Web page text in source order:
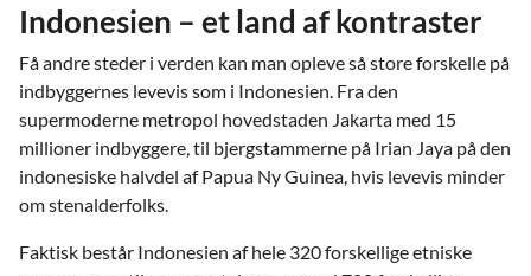
Indonesien – et land af kontraster
Få andre steder i verden kan man opleve så store forskelle på
indbyggernes levevis som i Indonesien. Fra den
supermoderne metropol hovedstaden Jakarta med 15
millioner indbyggere, til bjergstammerne på Irian Jaya på den
indonesiske halvdel af Papua Ny Guinea, hvis levevis minder
om stenalderfolks.
Faktisk består Indonesien af hele 320 forskellige etniske